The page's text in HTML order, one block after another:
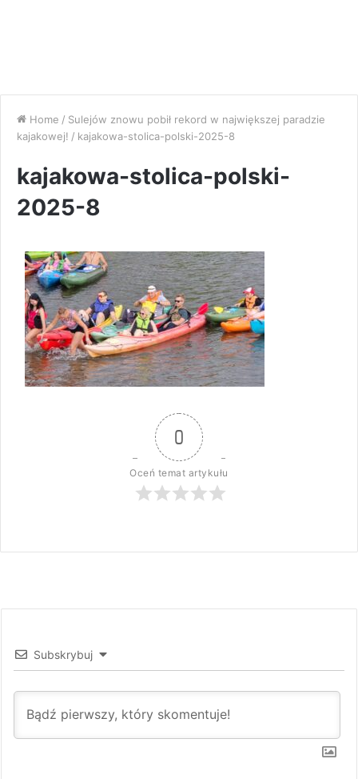
Home / Sulejów znowu pobił rekord w największej paradzie
kajakowej! / kajakowa-stolica-polski-2025-8
kajakowa-stolica-polski-
2025-8
0
Oceń temat artykułu
Subskrybuj